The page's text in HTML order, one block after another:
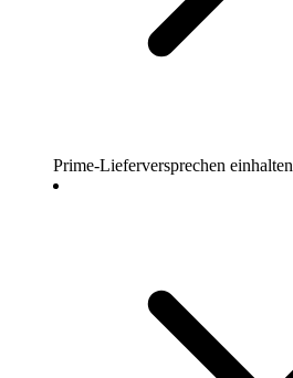
Prime-Lieferversprechen einhalten